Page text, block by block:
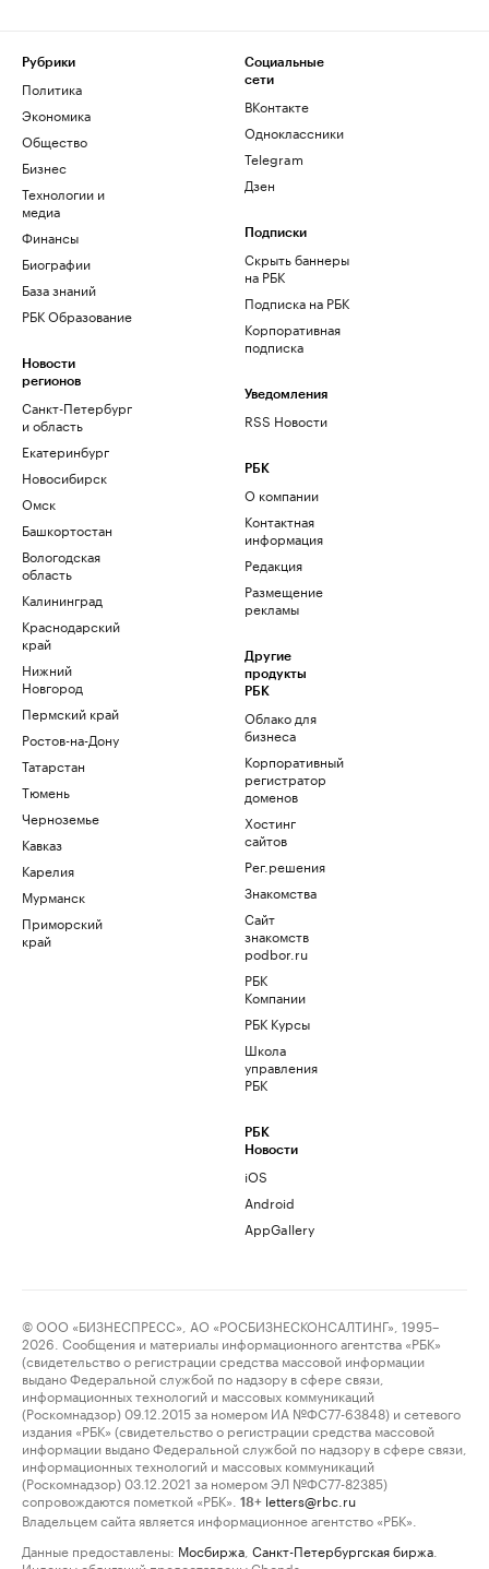
Рубрики
Политика
Экономика
Общество
Бизнес
Технологии и
медиа
Финансы
Биографии
База знаний
РБК Образование
Новости
регионов
Санкт-Петербург
и область
Екатеринбург
Новосибирск
Омск
Башкортостан
Вологодская
область
Калининград
Краснодарский
край
Нижний
Новгород
Пермский край
Ростов-на-Дону
Татарстан
Тюмень
Черноземье
Кавказ
Карелия
Мурманск
Приморский
край
Социальные
сети
ВКонтакте
Одноклассники
Telegram
Дзен
Подписки
Скрыть баннеры
на РБК
Подписка на РБК
Корпоративная
подписка
Уведомления
RSS Новости
РБК
О компании
Контактная
информация
Редакция
Размещение
рекламы
Другие
продукты
РБК
Облако для
бизнеса
Корпоративный
регистратор
доменов
Хостинг
сайтов
Рег.решения
Знакомства
Сайт
знакомств
podbor.ru
РБК
Компании
РБК Курсы
Школа
управления
РБК
РБК
Новости
iOS
Android
AppGallery
© ООО «БИЗНЕСПРЕСС», АО «РОСБИЗНЕСКОНСАЛТИНГ», 1995–
2026. Сообщения и материалы информационного агентства «РБК»
(свидетельство о регистрации средства массовой информации
выдано Федеральной службой по надзору в сфере связи,
информационных технологий и массовых коммуникаций
(Роскомнадзор) 09.12.2015 за номером ИА №ФС77-63848) и сетевого
издания «РБК» (свидетельство о регистрации средства массовой
информации выдано Федеральной службой по надзору в сфере связи,
информационных технологий и массовых коммуникаций
(Роскомнадзор) 03.12.2021 за номером ЭЛ №ФС77-82385)
сопровождаются пометкой «РБК».
18+ letters@rbc.ru
Владельцем сайта является информационное агентство «РБК».
Данные предоставлены: Мосбиржа Санкт-Петербургская биржа